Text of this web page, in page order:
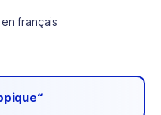
français